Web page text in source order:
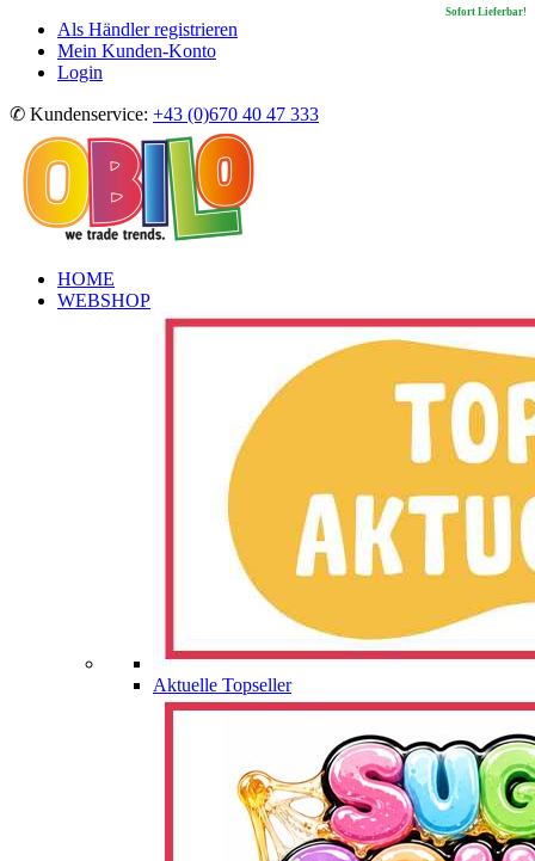
Als Händler registrieren
Mein Kunden-Konto
Login
✆ Kundenservice: +43 (0)670 40 47 333
HOME
WEBSHOP
Aktuelle Topseller
Sofort Lieferbar!
Sofort Lieferbar!
Sofort Lieferbar!